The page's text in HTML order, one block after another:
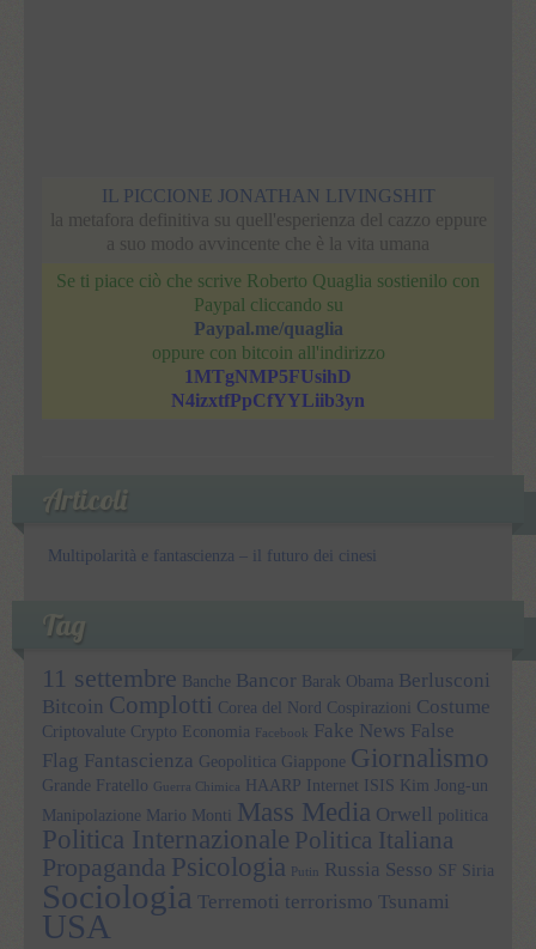
IL PICCIONE JONATHAN LIVINGSHIT
la metafora definitiva su quell'esperienza del cazzo eppure
a suo modo avvincente che è la vita umana
Se ti piace ciò che scrive Roberto Quaglia sostienilo con
Paypal cliccando su
Paypal.me/quaglia
oppure con bitcoin all'indirizzo
1MTgNMP5FUsihD
N4izxtfPpCfYYLiib3yn
Articoli
Multipolarità e fantascienza – il futuro dei cinesi
Tag
11 settembre Banche Bancor Barak Obama Berlusconi
Bitcoin Complotti Corea del Nord Cospirazioni Costume
Criptovalute Crypto Economia Facebook Fake News False
Flag Fantascienza Geopolitica Giappone Giornalismo
Grande Fratello Guerra Chimica HAARP Internet ISIS Kim Jong-un
Manipolazione Mario Monti Mass Media Orwell politica
Politica Internazionale Politica Italiana
Propaganda Psicologia Putin Russia Sesso SF Siria
Sociologia Terremoti terrorismo Tsunami
USA